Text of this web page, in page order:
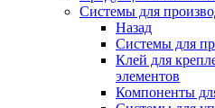
Системы для
Назад
Системы для
Клей для
элементов
Компоненты